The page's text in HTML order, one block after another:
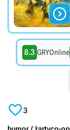

8.3 GRYOnline
3